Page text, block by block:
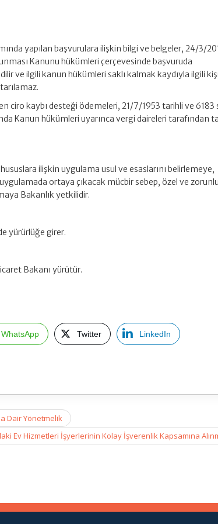
yapılan başvurulara ilişkin bilgi ve belgeler, 24/3/
Kanunu hükümleri çerçevesinde başvuruda
ve ilgili kanun hükümleri saklı kalmak kaydıyla ilgili
ciro kaybı desteği ödemeleri, 21/7/1953 tarihli ve 6183
Kanun hükümleri uyarınca vergi daireleri tarafından
ilişkin uygulama usul ve esaslarını belirlemeye,
ortaya çıkacak mücbir sebep, özel ve zorunlu
Bakanlık yetkilidir.
yürürlüğe girer.
Bakanı yürütür.
WhatsApp Twitter LinkedIn
Dair Yönetmelik
Ev Hizmetleri İşyerlerinin Kolay İşverenlik Kapsamına